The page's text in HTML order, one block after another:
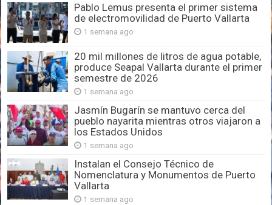
Pablo Lemus presenta el primer sistema
de electromovilidad de Puerto Vallarta
1 semana ago
20 mil millones de litros de agua potable,
produce Seapal Vallarta durante el primer
semestre de 2026
1 semana ago
Jasmín Bugarín se mantuvo cerca del
pueblo nayarita mientras otros viajaron a
los Estados Unidos
1 semana ago
Instalan el Consejo Técnico de
Nomenclatura y Monumentos de Puerto
Vallarta
1 semana ago